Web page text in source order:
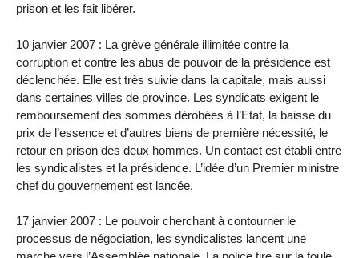
prison et les fait libérer.
10 janvier 2007 : La grève générale illimitée contre la
corruption et contre les abus de pouvoir de la présidence est
déclenchée. Elle est très suivie dans la capitale, mais aussi
dans certaines villes de province. Les syndicats exigent le
remboursement des sommes dérobées à l’Etat, la baisse du
prix de l’essence et d’autres biens de première nécessité, le
retour en prison des deux hommes. Un contact est établi entre
les syndicalistes et la présidence. L’idée d’un Premier ministre
chef du gouvernement est lancée.
17 janvier 2007 : Le pouvoir cherchant à contourner le
processus de négociation, les syndicalistes lancent une